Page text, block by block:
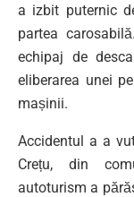
a izbit puternic
partea
echipaj de
eliberarea unei
mașinii.
Accidentul a a
Crețu, din
autoturism a